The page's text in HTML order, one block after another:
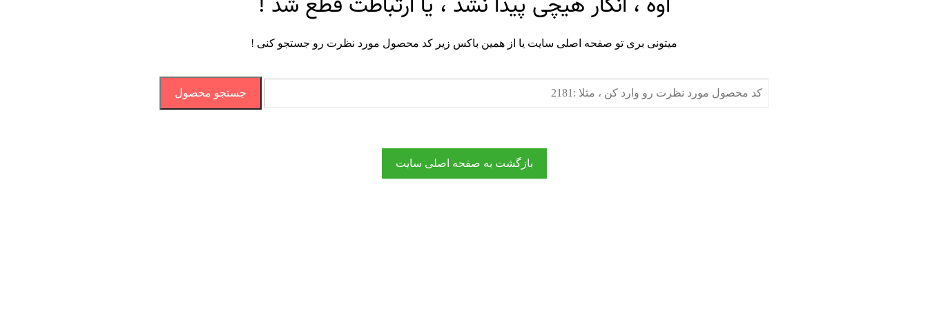
میتونی بری تو صفحه اصلی سایت یا از همین باکس زیر کد محصول مورد نظرت رو جستجو کنی !
جستجو محصول
بازگشت به صفحه اصلی سایت